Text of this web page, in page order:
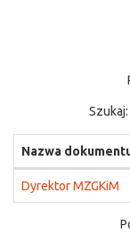
Szukaj:
Nazwa
Dyrektor MZGKiM